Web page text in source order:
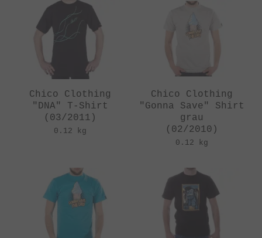
Chico Clothing
"DNA" T-Shirt
(03/2011)
0.12 kg
Chico Clothing
"Gonna Save" Shirt
grau
(02/2010)
0.12 kg